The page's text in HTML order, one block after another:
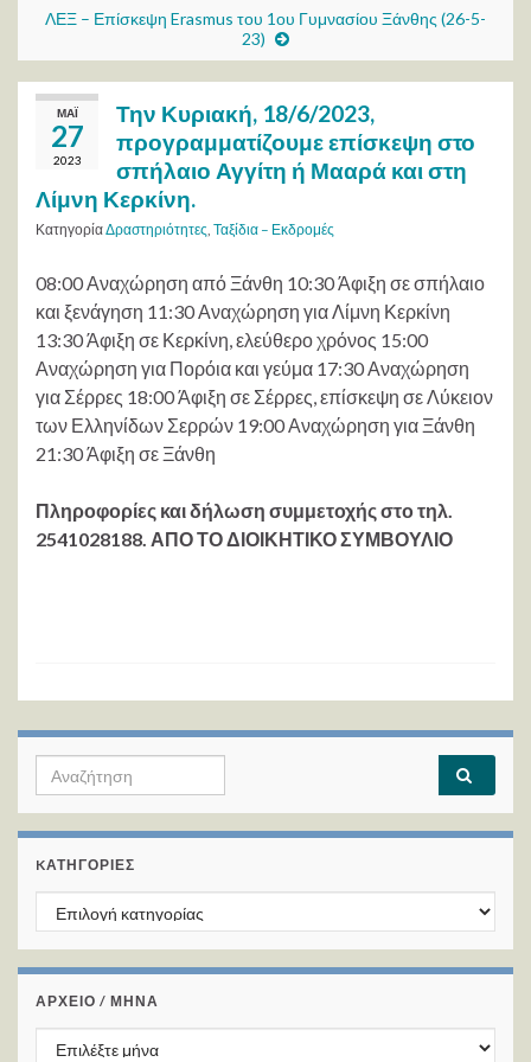
ΛΕΞ – Επίσκεψη Erasmus του 1ου Γυμνασίου Ξάνθης (26-5-
23)
ΜΆΙ
27
2023
Την Κυριακή, 18/6/2023,
προγραμματίζουμε επίσκεψη στο
σπήλαιο Αγγίτη ή Μααρά και στη
Λίμνη Κερκίνη.
ΚατηγορίαΔραστηριότητες, Ταξίδια – Εκδρομές
08:00 Αναχώρηση από Ξάνθη 10:30 Άφιξη σε σπήλαιο
και ξενάγηση 11:30 Αναχώρηση για Λίμνη Κερκίνη
13:30 Άφιξη σε Κερκίνη, ελεύθερο χρόνος 15:00
Αναχώρηση για Πορόια και γεύμα 17:30 Αναχώρηση
για Σέρρες 18:00 Άφιξη σε Σέρρες, επίσκεψη σε Λύκειον
των Ελληνίδων Σερρών 19:00 Αναχώρηση για Ξάνθη
21:30 Άφιξη σε Ξάνθη
Πληροφορίες και δήλωση συμμετοχής στο τηλ.
2541028188. ΑΠΟ ΤΟ ΔΙΟΙΚΗΤΙΚΟ ΣΥΜΒΟΥΛΙΟ
Search for:
KΑΤΗΓΟΡΊΕΣ
Kατηγορίες
ΑΡΧΕΙΟ / ΜΗΝΑ
ΑΡΧΕΙΟ / ΜΗΝΑ